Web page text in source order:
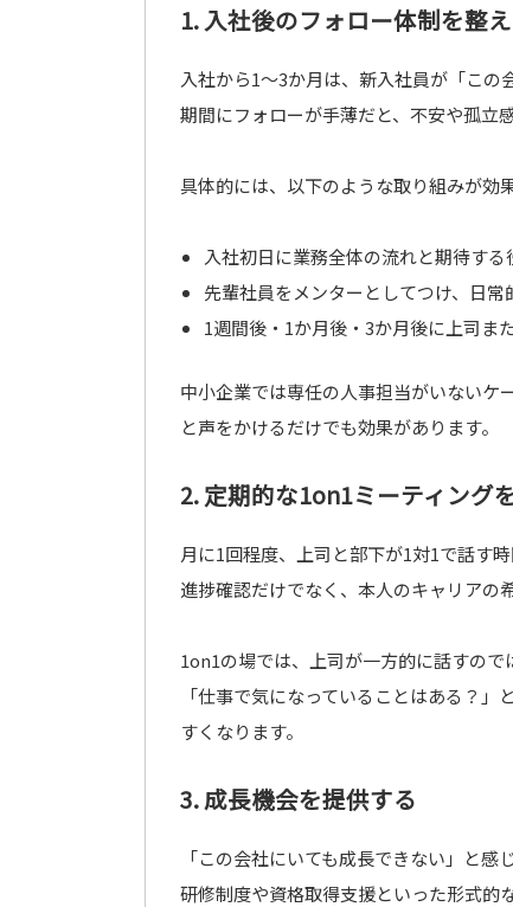
1. 入社後のフォロー体制を整
入社から1〜3か月は、新入社員が「こ
期間にフォローが手薄だと、不安や孤立
具体的には、以下のような取り組みが効
入社初日に業務全体の流れと期待する
先輩社員をメンターとしてつけ、日
1週間後・1か月後・3か月後に上司ま
中小企業では専任の人事担当がいないケ
と声をかけるだけでも効果があります。
2. 定期的な1on1ミーティング
月に1回程度、上司と部下が1対1で話す
進捗確認だけでなく、本人のキャリアの
1on1の場では、上司が一方的に話すので
「仕事で気になっていることはある？
すくなります。
3. 成長機会を提供する
「この会社にいても成長できない」と
研修制度や資格取得支援といった形式的